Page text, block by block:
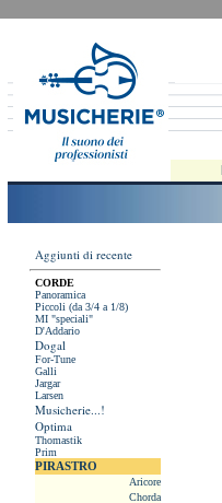
Aggiunti di recente
CORDE
Panoramica
Piccoli (da 3/4 a 1/8)
MI "speciali"
D'Addario
Dogal
For-Tune
Galli
Jargar
Larsen
Musicherie...!
Optima
Thomastik
Prim
PIRASTRO
Aricore
Chorda